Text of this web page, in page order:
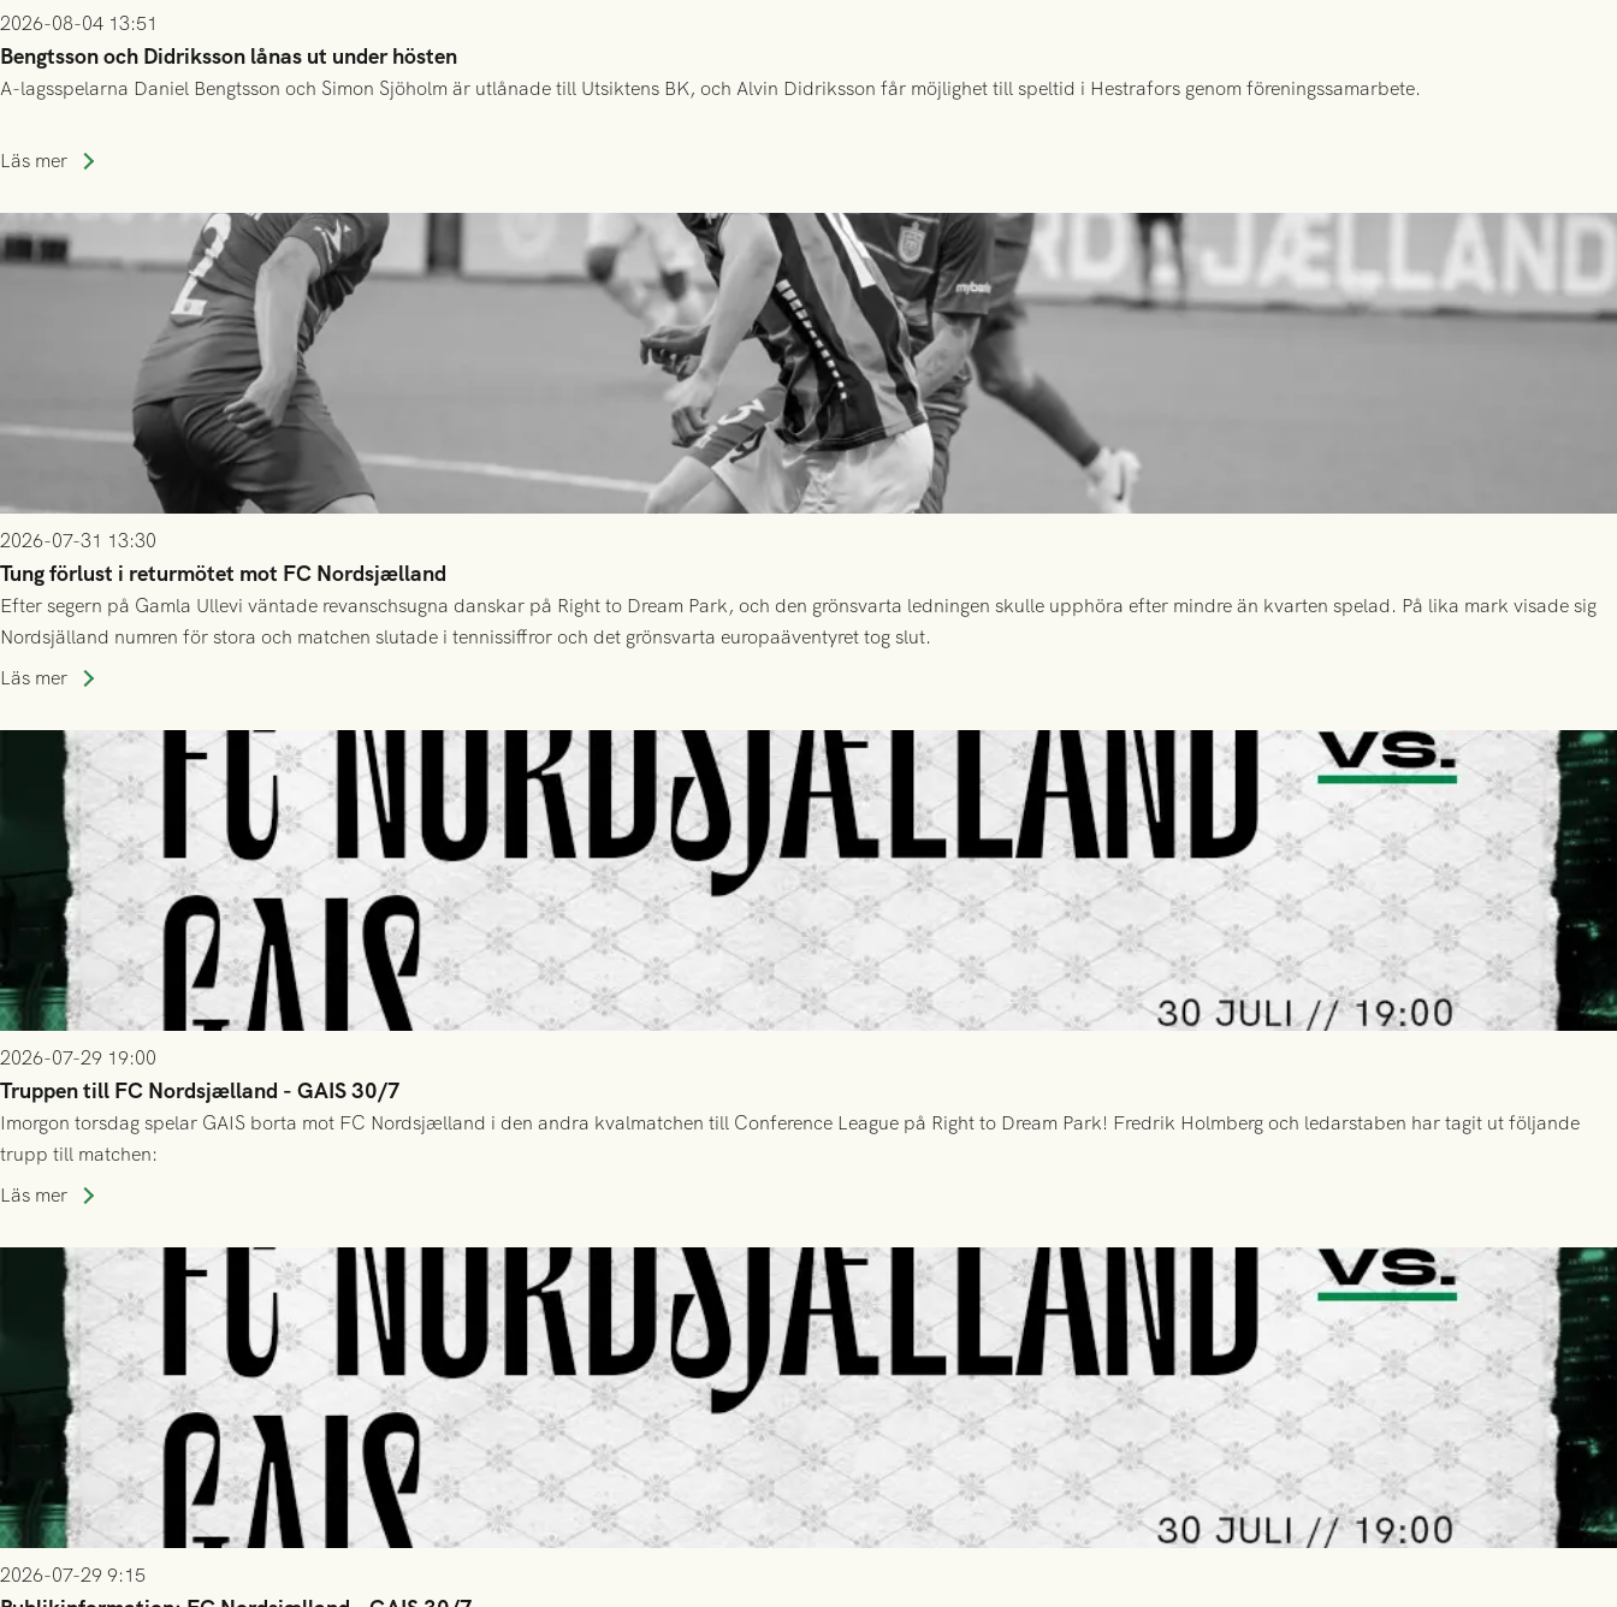
2026-08-04 13:51
Bengtsson och Didriksson lånas ut under hösten
A-lagsspelarna Daniel Bengtsson och Simon Sjöholm är utlånade till Utsiktens BK, och Alvin Didriksson får möjlighet till speltid i Hestrafors genom föreningssamarbete.
Läs mer
2026-07-31 13:30
Tung förlust i returmötet mot FC Nordsjælland
Efter segern på Gamla Ullevi väntade revanschsugna danskar på Right to Dream Park, och den grönsvarta ledningen skulle upphöra efter mindre än kvarten spelad. På lika mark visade sig
Nordsjälland numren för stora och matchen slutade i tennissiffror och det grönsvarta europaäventyret tog slut.
Läs mer
2026-07-29 19:00
Truppen till FC Nordsjælland - GAIS 30/7
Imorgon torsdag spelar GAIS borta mot FC Nordsjælland i den andra kvalmatchen till Conference League på Right to Dream Park! Fredrik Holmberg och ledarstaben har tagit ut följande
trupp till matchen:
Läs mer
2026-07-29 9:15